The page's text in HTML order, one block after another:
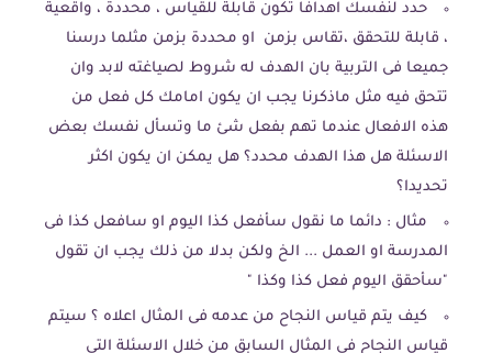
حدد لنفسك اهدافا تكون قابلة للقياس ، محددة ، واقعية
، قابلة للتحقق ،تقاس بزمن او محددة بزمن مثلما درسنا
جميعا فى التربية بان الهدف له شروط لصياغته لابد وان
تتحق فيه مثل ماذكرنا يجب ان يكون امامك كل فعل من
هذه الافعال عندما تهم بفعل شئ ما وتسأل نفسك بعض
الاسئلة هل هذا الهدف محدد؟ هل يمكن ان يكون اكثر
تحديدا؟
مثال : دائما ما نقول سأفعل كذا اليوم او سافعل كذا فى
المدرسة او العمل ... الخ ولكن بدلا من ذلك يجب ان تقول
"سأحقق اليوم فعل كذا وكذا "
كيف يتم قياس النجاح من عدمه فى المثال اعلاه ؟ سيتم
قياس النجاح فى المثال السابق من خلال الاسئلة التى